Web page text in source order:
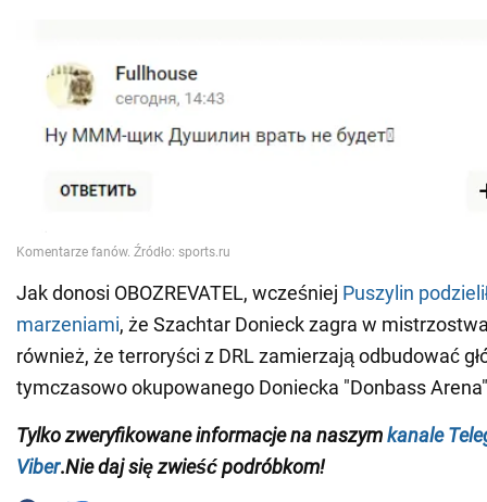
Jak donosi OBOZREVATEL, wcześniej Puszylin
marzeniami, że Szachtar Donieck zagra w
również, że terroryści z DRL zamierzają odbudować
tymczasowo okupowanego Doniecka "Donbass
Tylkozweryfikowane informacje na naszymkanale
Viber.Nie daj się zwieść podróbkom!